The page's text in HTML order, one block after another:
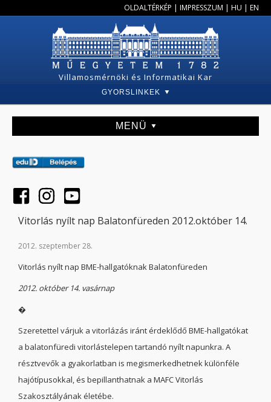
OLDALTÉRKÉP | IMPRESSZUM | HU | EN
Villamosmérnöki és Informatikai Kar
GYORSLINKEK
MENÜ
Vitorlás nyílt nap Balatonfüreden 2012.október 14.
2012. szeptember 28.
Vitorlás nyílt nap BME-hallgatóknak Balatonfüreden
2012. október 14. vasárnap
�
Szeretettel várjuk a vitorlázás iránt érdeklődő BME-hallgatókat
a balatonfüredi vitorlástelepen tartandó nyílt napunkra. A
résztvevők a gyakorlatban is megismerkedhetnek különféle
hajótípusokkal, és bepillanthatnak a MAFC Vitorlás
Szakosztályának életébe.